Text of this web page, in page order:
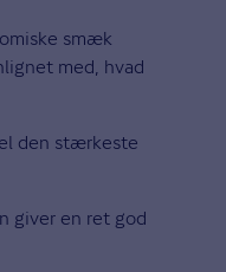
smæk
med, hvad
den stærkeste
giver en ret god